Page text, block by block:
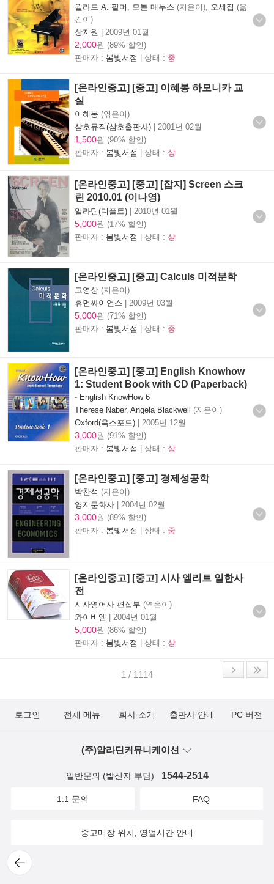
윌라드 A. 팔머 모톤 매누스 (지은이), 오세집 (옮
긴이)
상지원 | 2009년 01월
2,000원 (89% 할인)
판매자 : 봄빛서점 | 상태 : 중
[온라인중고] [중고] 이혜봉 하모니카 교
실
이혜봉 (엮은이)
삼호뮤직(삼호출판사) | 2001년 02월
1,500원 (90% 할인)
판매자 : 봄빛서점 | 상태 : 상
[온라인중고] [중고] [잡지] Screen 스크
린 2010.01 (이나영)
알라딘(디폴트) | 2010년 01월
5,000원 (17% 할인)
판매자 : 봄빛서점 | 상태 : 상
[온라인중고] [중고] Calculs 미적분학
고영상 (지은이)
휴먼싸이언스 | 2009년 03월
5,000원 (71% 할인)
판매자 : 봄빛서점 | 상태 : 중
[온라인중고] [중고] English Knowhow
1: Student Book with CD (Paperback)
- English KnowHow 6
Therese Naber, Angela Blackwell (지은이)
Oxford(옥스포드) | 2005년 12월
3,000원 (91% 할인)
판매자 : 봄빛서점 | 상태 : 상
[온라인중고] [중고] 경제성공학
박찬석 (지은이)
영지문화사 | 2004년 02월
3,000원 (89% 할인)
판매자 : 봄빛서점 | 상태 : 중
[온라인중고] [중고] 시사 엘리트 일한사
전
시사영어사 편집부 (엮은이)
와이비엠 | 2004년 01월
5,000원 (86% 할인)
판매자 : 봄빛서점 | 상태 : 상
1 / 1114
뒤로
가기
로그인 전체 메뉴 회사 소개 출판사 안내 PC 버전
(주)알라딘커뮤니케이션
일반문의 (발신자 부담) 1544-2514
1:1 문의 FAQ
중고매장 위치, 영업시간 안내